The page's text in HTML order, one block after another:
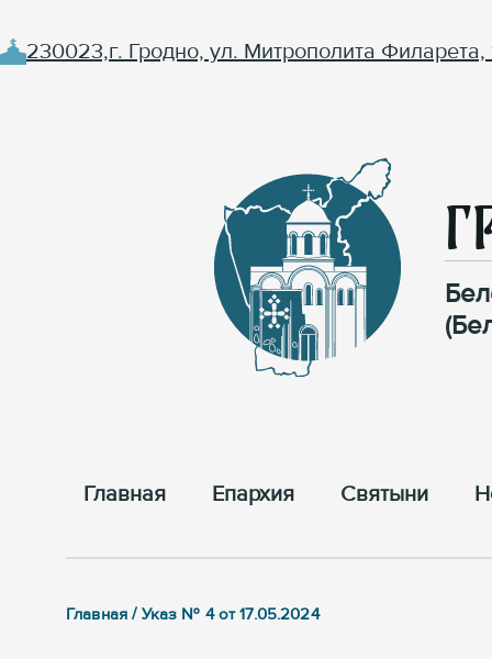
230023,г. Гродно, ул. Митрополита Филарета,
Главная Епархия Cвятыни
Главная / Указ № 4 от 17.05.2024